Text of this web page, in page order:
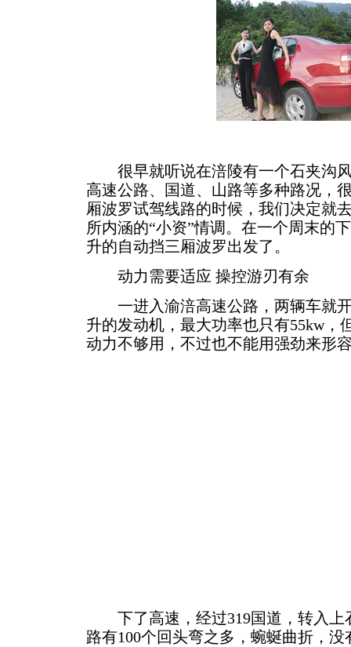
很早就听说在涪陵有一个石夹沟风
高速公路、国道、山路等多种路况，
厢波罗试驾线路的时候，我们决定就
所内涵的“小资”情调。在一个周末的
升的自动挡三厢波罗出发了。
动力需要适应 操控游刃有余
一进入渝涪高速公路，两辆车就开
升的发动机，最大功率也只有55kw，
动力不够用，不过也不能用强劲来形
下了高速，经过319国道，转入上
路有100个回头弯之多，蜿蜒曲折，